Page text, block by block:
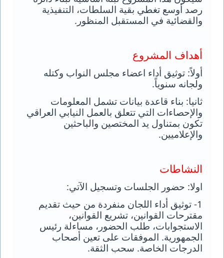
رصد أوسع تغطي بقية السلطات، التنفيذية
والقضائية في المستقبل المنظور .
أهداف المشروع
أولاً: توثيق أداء اعضاء مجلس النواب وكتله
ولجانه سنوياً.
ثانيا: بناء قاعدة بيانات تشمل المعلومات
والإحصاءات التي تتعلق بالعمل النيابي العراقي
تكون بمتناول يد المختصين والباحثين
والإعلاميين.
النشاطات
اولا: حضور الجلسات وتسجيل الآتي:
1- توثيق أداء اللجان منفردة من حيث تقديم
مقترحات القوانين، تشريع القوانين،
الاستجوابات، طلب الحضور، مساءلة رئيس
الجمهورية. الموفقات على تعين أصحاب
الدرجات الخاصة. سحب الثقة.